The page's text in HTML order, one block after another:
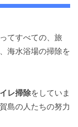
てすべての、旅
海水浴場の掃除を
レ掃除をしていま
島の人たちの努力